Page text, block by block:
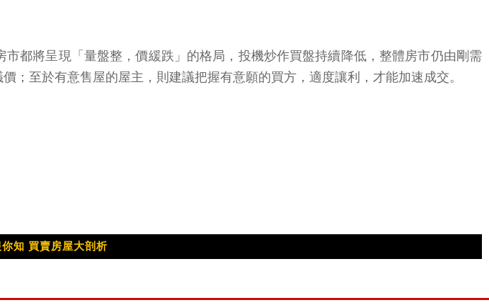
都將呈現「量盤整，價緩跌」的格局，投機炒作買盤持續降低，整體房市仍由剛需
至於有意售屋的屋主，則建議把握有意願的買方，適度讓利，才能加速成交。
知 買賣房屋大剖析